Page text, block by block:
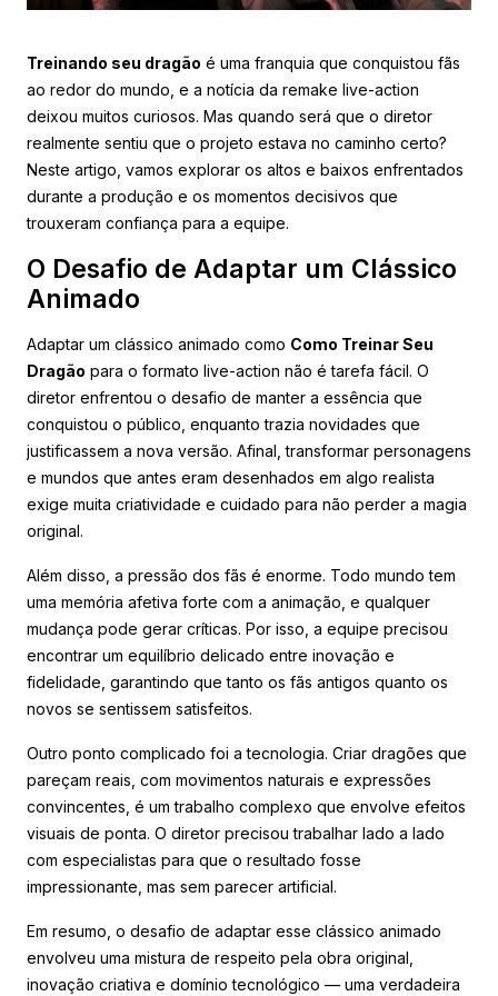
Treinando seu dragão é uma franquia que conquistou fãs
ao redor do mundo, e a notícia da remake live-action
deixou muitos curiosos. Mas quando será que o diretor
realmente sentiu que o projeto estava no caminho certo?
Neste artigo, vamos explorar os altos e baixos enfrentados
durante a produção e os momentos decisivos que
trouxeram confiança para a equipe.
O Desafio de Adaptar um Clássico
Animado
Adaptar um clássico animado como Como Treinar Seu
Dragão para o formato live-action não é tarefa fácil. O
diretor enfrentou o desafio de manter a essência que
conquistou o público, enquanto trazia novidades que
justificassem a nova versão. Afinal, transformar personagens
e mundos que antes eram desenhados em algo realista
exige muita criatividade e cuidado para não perder a magia
original.
Além disso, a pressão dos fãs é enorme. Todo mundo tem
uma memória afetiva forte com a animação, e qualquer
mudança pode gerar críticas. Por isso, a equipe precisou
encontrar um equilíbrio delicado entre inovação e
fidelidade, garantindo que tanto os fãs antigos quanto os
novos se sentissem satisfeitos.
Outro ponto complicado foi a tecnologia. Criar dragões que
pareçam reais, com movimentos naturais e expressões
convincentes, é um trabalho complexo que envolve efeitos
visuais de ponta. O diretor precisou trabalhar lado a lado
com especialistas para que o resultado fosse
impressionante, mas sem parecer artificial.
Em resumo, o desafio de adaptar esse clássico animado
envolveu uma mistura de respeito pela obra original,
inovação criativa e domínio tecnológico — uma verdadeira